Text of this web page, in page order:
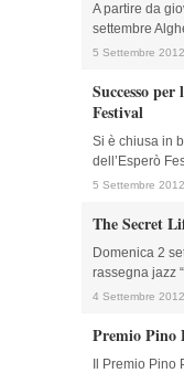
A partire da
settembre
5 Settembre 2012
Successo
Festival
Si è chiusa in
dell’Esperò
5 Settembre 2012
The Secret
Domenica 2
rassegna jazz
4 Settembre 2012
Premio Pino
Il Premio